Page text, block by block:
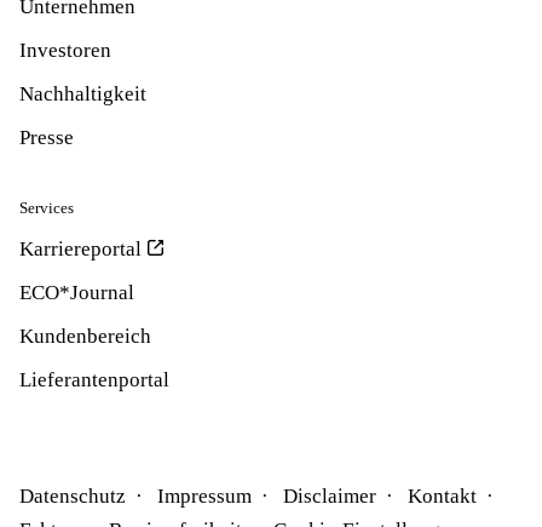
Unternehmen
Investoren
Nachhaltigkeit
Presse
Services
Karriereportal
ECO*Journal
Kundenbereich
Lieferantenportal
Datenschutz Impressum Disclaimer
Kontakt